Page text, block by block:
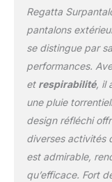
Regatta
pantalons
se distingue par
performances.
et respirabilité, il
une pluie
design réfléchi
diverses activités
est admirable,
qu’efficace. Fort